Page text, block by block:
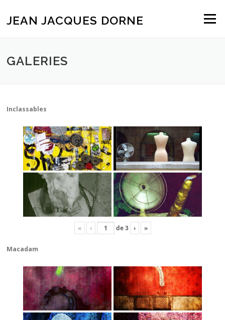
contenu
JEAN JACQUES DORNE Menu
GALERIES
Inclassables
« ‹ de3 › »
Macadam